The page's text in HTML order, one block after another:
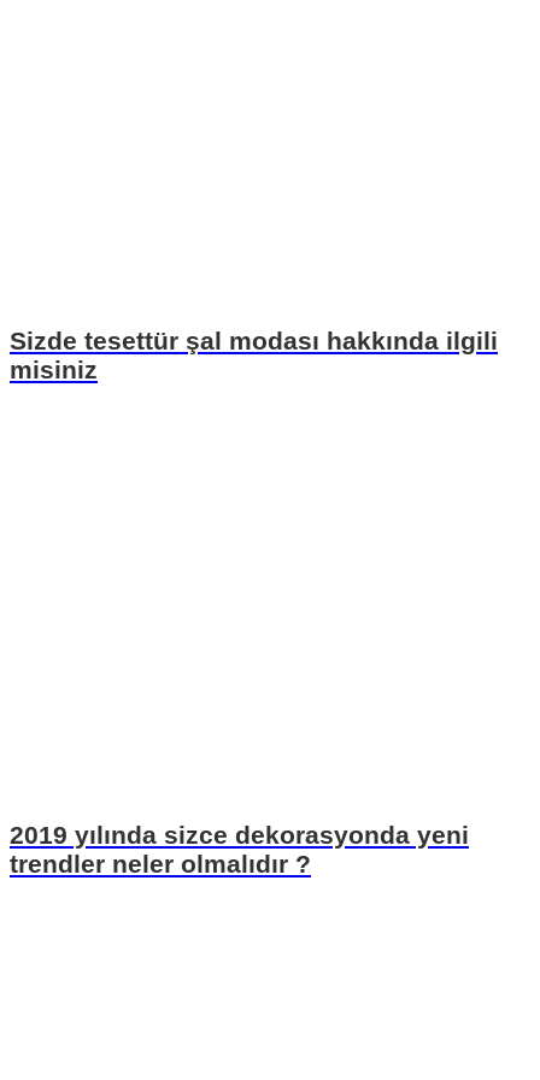
Sizde tesettür şal modası hakkında ilgili
misiniz
2019 yılında sizce dekorasyonda yeni
trendler neler olmalıdır ?